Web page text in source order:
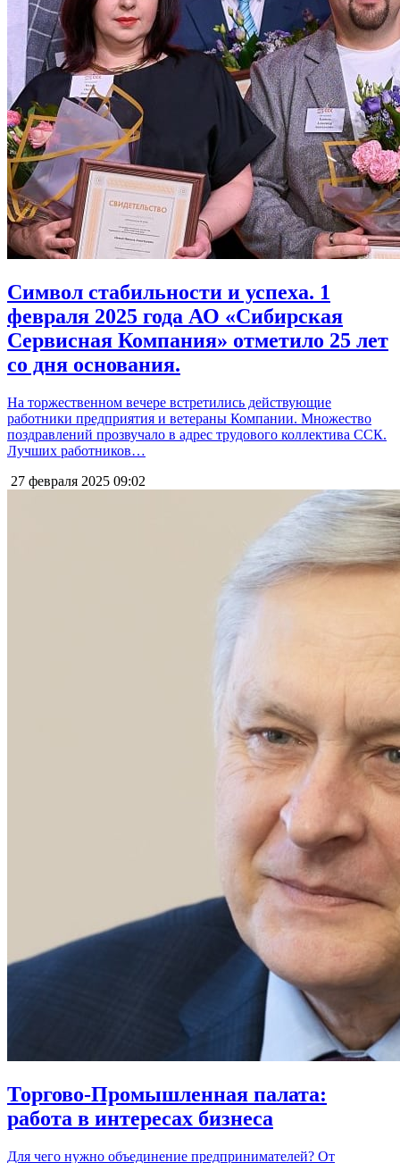
Символ стабильности и успеха. 1
февраля 2025 года АО «Сибирская
Сервисная Компания» отметило 25 лет
со дня основания.
На торжественном вечере встретились действующие
работники предприятия и ветераны Компании. Множество
поздравлений прозвучало в адрес трудового коллектива ССК.
Лучших работников…
27 февраля 2025 09:02
Торгово-Промышленная палата:
работа в интересах бизнеса
Для чего нужно объединение предпринимателей? От